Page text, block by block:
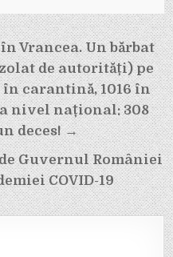
Vrancea. Un bărbat
de autorități) pe
carantină, 1016 în
nivel național: 308
deces! →
Guvernul României
COVID-19